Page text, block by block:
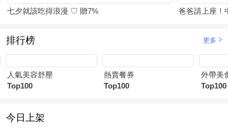
七夕就該吃得浪漫 ♡ 贈7% 爸爸請上座！
排行榜 更多
人氣美容舒壓
Top100
熱賣餐券
Top100
外帶美
Top100
今日上架